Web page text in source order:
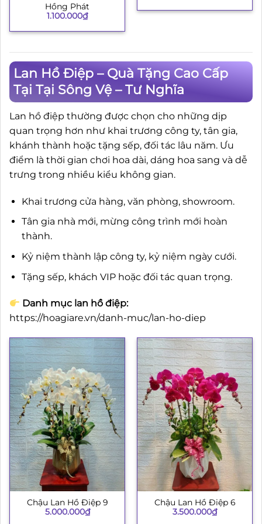
Hồng Phát
1.100.000₫
Lan Hồ Điệp – Quà Tặng Cao Cấp
Tại Tại Sông Vệ – Tư Nghĩa
Lan hồ điệp thường được chọn cho những dịp
quan trọng hơn như khai trương công ty, tân gia,
khánh thành hoặc tặng sếp, đối tác lâu năm. Ưu
điểm là thời gian chơi hoa dài, dáng hoa sang và dễ
trưng trong nhiều kiểu không gian.
Khai trương cửa hàng, văn phòng, showroom.
Tân gia nhà mới, mừng công trình mới hoàn
thành.
Kỷ niệm thành lập công ty, kỷ niệm ngày cưới.
Tặng sếp, khách VIP hoặc đối tác quan trọng.
Danh mục lan hồ điệp:
https://hoagiare.vn/danh-muc/lan-ho-diep
Chậu Lan Hồ Điệp 9
5.000.000₫
Chậu Lan Hồ Điệp 6
3.500.000₫